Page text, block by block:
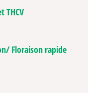
THCV
Floraison rapide